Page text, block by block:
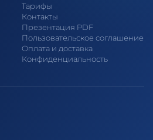
Тарифы
Контакты
Презентация PDF
Пользовательское соглашение
Оплата и доставка
Конфиденциальность